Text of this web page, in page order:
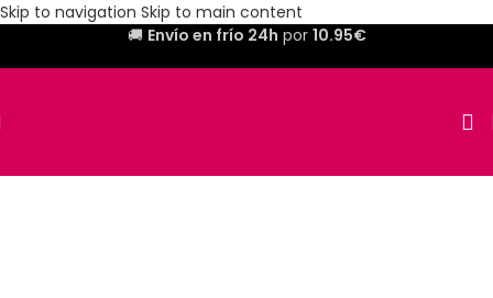
Skip to navigation Skip to main content
🚚 Envío en frío 24h por 10.95€